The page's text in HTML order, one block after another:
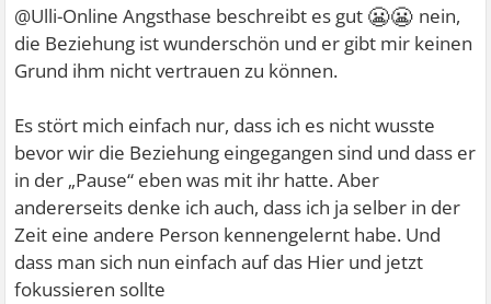
@Ulli-Online Angsthase beschreibt es gut 😬😬 nein,
die Beziehung ist wunderschön und er gibt mir keinen
Grund ihm nicht vertrauen zu können.
Es stört mich einfach nur, dass ich es nicht wusste
bevor wir die Beziehung eingegangen sind und dass er
in der „Pause“ eben was mit ihr hatte. Aber
andererseits denke ich auch, dass ich ja selber in der
Zeit eine andere Person kennengelernt habe. Und
dass man sich nun einfach auf das Hier und jetzt
fokussieren sollte